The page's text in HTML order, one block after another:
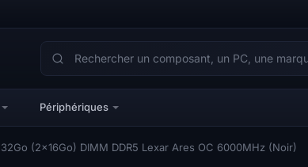
Périphériques
(2x16Go) DIMM DDR5 Lexar Ares OC 6000MHz (Noir)